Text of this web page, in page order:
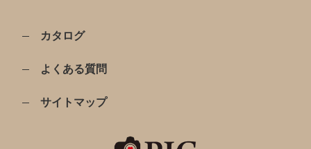
カタログ
よくある質問
サイトマップ